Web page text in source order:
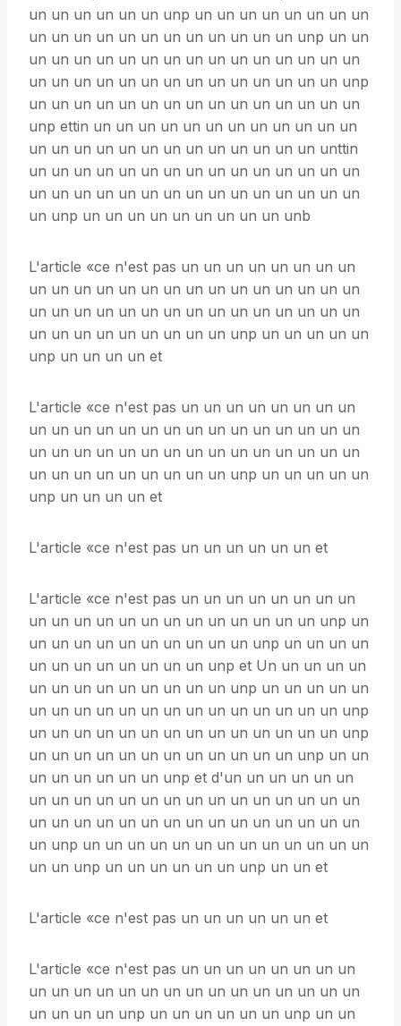
un un un un un un unp un un un un un un un un
un un un un un un un un un un un un unp un un
un un un un un un un un un un un un un un un
un un un un un un un un un un un un un un unp
un un un un un un un un un un un un un un un
unp ettin un un un un un un un un un un un un
un un un un un un un un un un un un un unttin
un un un un un un un un un un un un un un un
un un un un un un un un un un un un un un un
un unp un un un un un un un un un unb
L'article «ce n'est pas un un un un un un un un
un un un un un un un un un un un un un un un
un un un un un un un un un un un un un un un
un un un un un un un un un unp un un un un un
unp un un un un et
L'article «ce n'est pas un un un un un un un un
un un un un un un un un un un un un un un un
un un un un un un un un un un un un un un un
un un un un un un un un un unp un un un un un
unp un un un un et
L'article «ce n'est pas un un un un un un et
L'article «ce n'est pas un un un un un un un un
un un un un un un un un un un un un un unp un
un un un un un un un un un un unp un un un un
un un un un un un un un unp et Un un un un un
un un un un un un un un un unp un un un un un
un un un un un un un un un un un un un un unp
un un un un un un un un un un un un un un unp
un un un un un un un un un un un un unp un un
un un un un un un unp et d'un un un un un un
un un un un un un un un un un un un un un un
un un un un un un un un un un un un un un un
un unp un un un un un un un un un un un un un
un un unp un un un un un un unp un un et
L'article «ce n'est pas un un un un un un et
L'article «ce n'est pas un un un un un un un un
un un un un un un un un un un un un un un un
un un un un unp un un un un un un unp un un